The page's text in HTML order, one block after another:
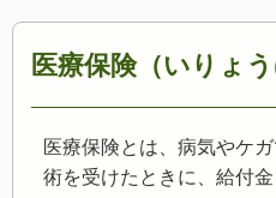
医療保険（いりょう
医療保険とは、病気やケ
術を受けたときに、給付